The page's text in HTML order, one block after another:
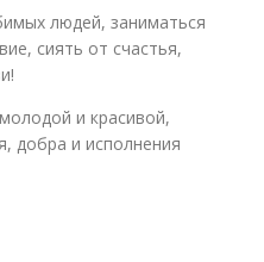
людей, заниматься
сиять от счастья,
и красивой,
добра и исполнения